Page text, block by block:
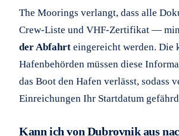
The Moorings verlangt, dass alle
Crew-Liste und VHF-Zertifikat —
der Abfahrt eingereicht werden. Die
Hafenbehörden müssen diese
das Boot den Hafen verlässt, sodass
Einreichungen Ihr Startdatum
Kann ich von Dubrovnik aus